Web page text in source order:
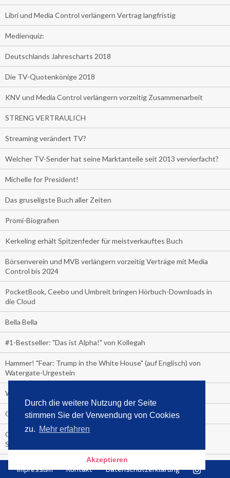
Durch die weitere Nutzung der Seite
stimmen Sie der Verwendung von Cookies
zu. Mehr erfahren
Akzeptieren
Libri und Media Control verlängern Vertrag langfristig
Medienquiz:
Deutschlands Jahrescharts 2018
Die TV-Quotenkönige 2018
KNV und Media Control verlängern vorzeitig Zusammenarbeit
STRENG VERTRAULICH
Streaming verändert TV?
Welcher TV-Sender hat seine Marktanteile seit 2013 vervierfacht?
Michelle for President!
Das gruseligste Buch aller Zeiten
Promi-Biografien
Kerkeling erhält Spitzenfeder für meistverkauftes Buch
Börsenverein und MVB verlängern vorzeitig Verträge mit Media
Control bis 2024
PocketBook, Ceebo und Umbreit bringen Hörbuch-Downloads in
die Cloud
Bella Bella
#1-Bestseller: "Das ist Alpha!" von Kollegah
Hammer! "Fear: Trump in the White House" (auf Englisch) von
Watergate-Urgestein
Wie alt sind die TV-Zuschauer
Geisterfahrer auf Überholspur
Gegen Einsamkeit: Single-Haushalte schauen täglich fast 6
Stunden TV
Impressum Kontakt Datenschutzerklärung